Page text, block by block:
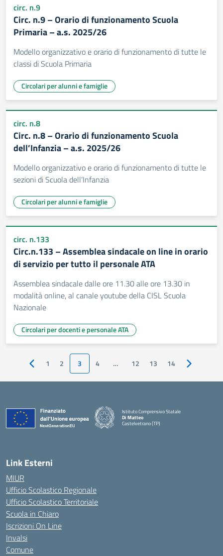
circ. n.9
Circ. n.9 – Orario di funzionamento Scuola
Primaria – a.s. 2025/26
Modello organizzativo e orario di funzionamento di tutte le
classi di Scuola Primaria
Circolari per alunni e famiglie
circ. n.8
Circ. n.8 – Orario di funzionamento Scuola
dell’Infanzia – a.s. 2025/26
Modello organizzativo e orario di funzionamento di tutte le
sezioni di Scuola dell’Infanzia
Circolari per alunni e famiglie
circ. n.133
Circ.n.133 – Assemblea sindacale on line in orario
di servizio per tutto il personale ATA
Assemblea sindacale dalle ore 11.30 alle ore 13.30 in
modalità online, al canale youtube della CISL Scuola
Nazionale
Circolari per docenti e personale ATA
Pagina precedente
1 2 3 4 … 12 13 14 Pagina
Istituto Comprensivo Statale
Di Matteo
Castelvetrano (TP)
Link Esterni
MIUR
Ufficio Scolastico Regionale
Ufficio Scolastico Territoriale
Scuola in Chiaro
Iscrizioni On Line
Invalsi
Comune